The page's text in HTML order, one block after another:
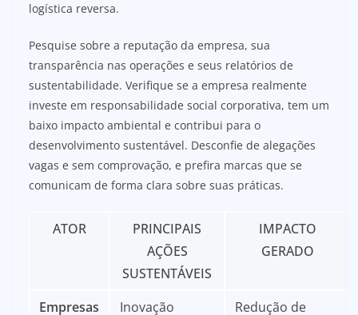
logística reversa.
Pesquise sobre a reputação da empresa, sua
transparência nas operações e seus relatórios de
sustentabilidade. Verifique se a empresa realmente
investe em responsabilidade social corporativa, tem um
baixo impacto ambiental e contribui para o
desenvolvimento sustentável. Desconfie de alegações
vagas e sem comprovação, e prefira marcas que se
comunicam de forma clara sobre suas práticas.
ATOR
PRINCIPAIS
AÇÕES
SUSTENTÁVEIS
IMPACTO
GERADO
Empresas
Inovação
Redução de